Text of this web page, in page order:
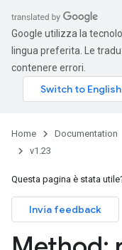
Google utilizza la
lingua preferita. Le
contenere errori.
Home Documentation
v1.23
Questa pagina è stata
Invia feedback